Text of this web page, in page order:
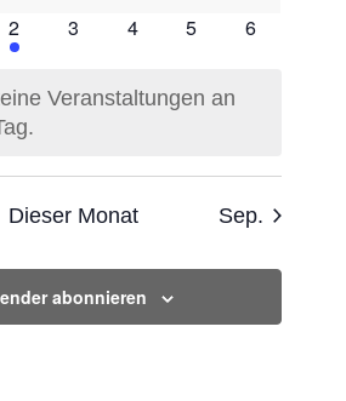
1
Veranstaltung
2
0
3
0
4
0
5
0
6
Veranstaltungen an
Dieser Monat Sep.
abonnieren